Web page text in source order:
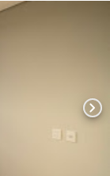
chevron_right